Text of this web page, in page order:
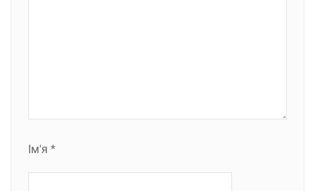
Ім'я *